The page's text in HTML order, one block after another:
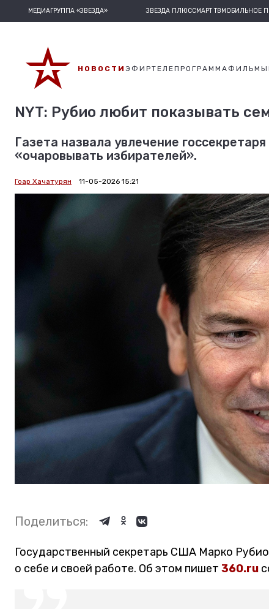
МЕДИАГРУППА «ЗВЕЗДА» ЗВЕЗДА ПЛЮССМАРТ ТВМОБИЛЬНОЕ
НОВОСТИ ЭФИРТЕЛЕПРОГРАММАФИЛЬМЫ
NYT: Рубио любит показывать
Газета назвала увлечение
«очаровывать избирателей».
Гоар Хачатурян 11-05-2026 15:21
Поделиться:
Государственный секретарь США Марко
о себе и своей работе. Об этом пишет 360.ru